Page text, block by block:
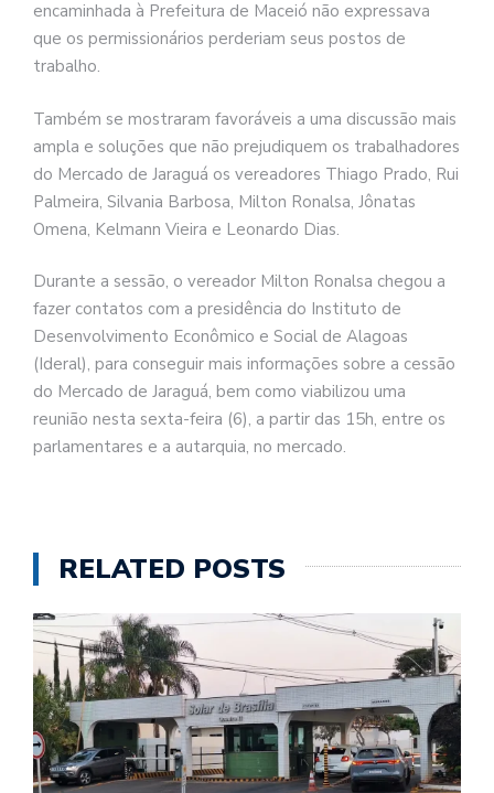
encaminhada à Prefeitura de Maceió não expressava
que os permissionários perderiam seus postos de
trabalho.
Também se mostraram favoráveis a uma discussão mais
ampla e soluções que não prejudiquem os trabalhadores
do Mercado de Jaraguá os vereadores Thiago Prado, Rui
Palmeira, Silvania Barbosa, Milton Ronalsa, Jônatas
Omena, Kelmann Vieira e Leonardo Dias.
Durante a sessão, o vereador Milton Ronalsa chegou a
fazer contatos com a presidência do Instituto de
Desenvolvimento Econômico e Social de Alagoas
(Ideral), para conseguir mais informações sobre a cessão
do Mercado de Jaraguá, bem como viabilizou uma
reunião nesta sexta-feira (6), a partir das 15h, entre os
parlamentares e a autarquia, no mercado.
RELATED POSTS